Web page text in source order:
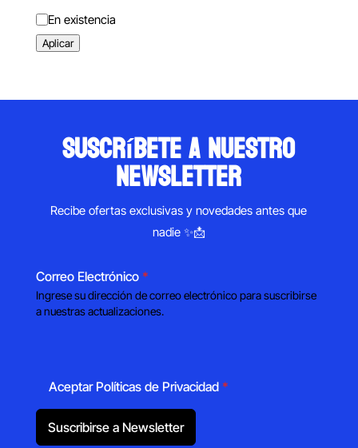
Estado
En existencia
Aplicar
suscríbete a nuestro
newsletter
Recibe ofertas exclusivas y novedades antes que
nadie ✨📩
Correo Electrónico *
Ingrese su dirección de correo electrónico para suscribirse
a nuestras actualizaciones.
Aceptar Políticas de Privacidad *
Suscribirse a Newsletter